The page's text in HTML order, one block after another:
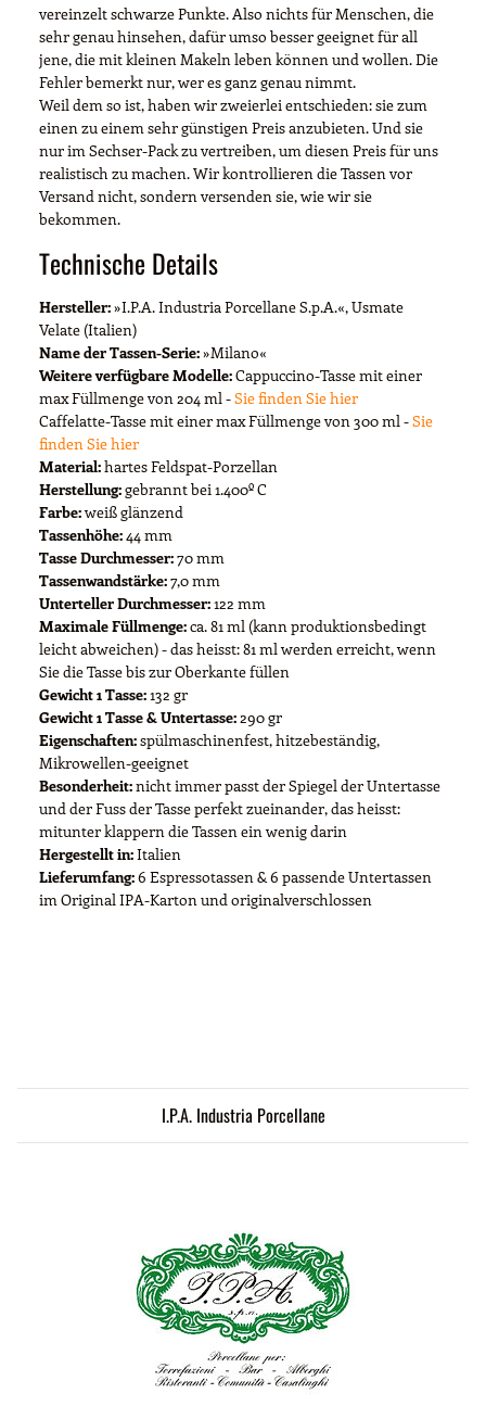
vereinzelt schwarze Punkte. Also nichts für Menschen, die
sehr genau hinsehen, dafür umso besser geeignet für all
jene, die mit kleinen Makeln leben können und wollen. Die
Fehler bemerkt nur, wer es ganz genau nimmt.
Weil dem so ist, haben wir zweierlei entschieden: sie zum
einen zu einem sehr günstigen Preis anzubieten. Und sie
nur im Sechser-Pack zu vertreiben, um diesen Preis für uns
realistisch zu machen. Wir kontrollieren die Tassen vor
Versand nicht, sondern versenden sie, wie wir sie
bekommen.
Technische Details
Hersteller:»I.P.A. Industria Porcellane S.p.A.«, Usmate
Velate (Italien)
Name der Tassen-Serie:»Milano«
Weitere verfügbare Modelle:Cappuccino-Tasse mit einer
max Füllmenge von 204 ml -Sie finden Sie hier
Caffelatte-Tasse mit einer max Füllmenge von 300 ml -Sie
finden Sie hier
Material:hartes Feldspat-Porzellan
Herstellung:gebrannt bei 1.400º C
Farbe:weiß glänzend
Tassenhöhe:44 mm
Tasse Durchmesser:70 mm
Tassenwandstärke:7,0 mm
Unterteller Durchmesser:122 mm
Maximale Füllmenge:ca. 81 ml (kann produktionsbedingt
leicht abweichen) - das heisst: 81 ml werden erreicht, wenn
Sie die Tasse bis zur Oberkante füllen
Gewicht 1 Tasse:132 gr
Gewicht 1 Tasse & Untertasse: 290 gr
Eigenschaften:spülmaschinenfest, hitzebeständig,
Mikrowellen-geeignet
Besonderheit:nicht immer passt der Spiegel der Untertasse
und der Fuss der Tasse perfekt zueinander, das heisst:
mitunter klappern die Tassen ein wenig darin
Hergestellt in:Italien
Lieferumfang:6 Espressotassen & 6 passende Untertassen
im Original IPA-Karton und originalverschlossen
I.P.A. Industria Porcellane